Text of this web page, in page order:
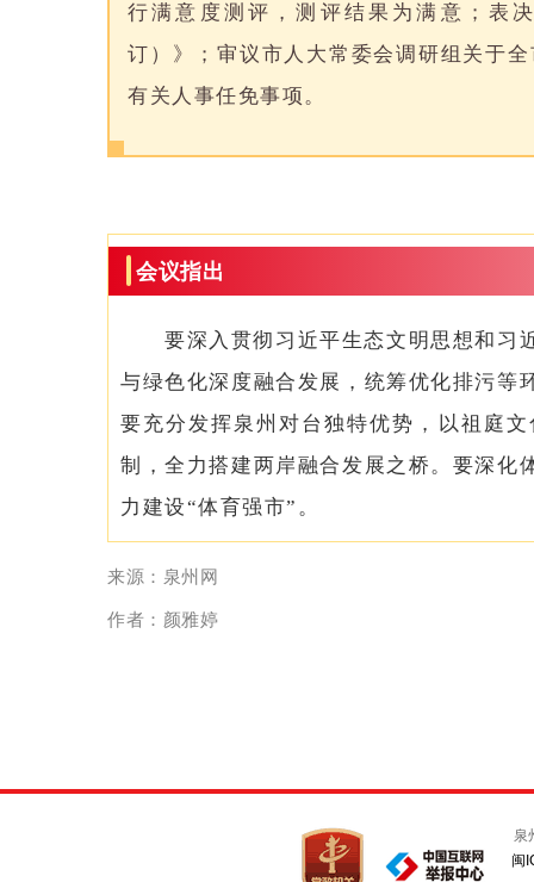
行满意度测评，测评结果为满意；表
订）》；审议市人大常委会调研组关于
有关人事任免事项。
会议指出
要深入贯彻习近平生态文明思想和习
与绿色化深度融合发展，统筹优化排污等
要充分发挥泉州对台独特优势，以祖庭
制，全力搭建两岸融合发展之桥。要深化
力建设“体育强市”。
来源：泉州网
作者：颜雅婷
泉
闽